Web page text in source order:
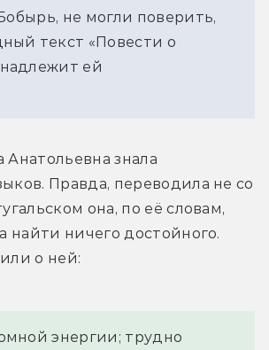
не могли поверить,
текст «Повести о
ей
Анатольевна знала
Правда, переводила не со
она, по её словам,
найти ничего достойного.
о ней:
энергии; трудно